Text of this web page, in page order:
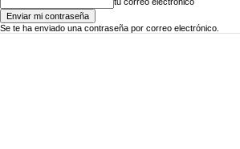
Se te ha enviado una contraseña por correo electrónico.